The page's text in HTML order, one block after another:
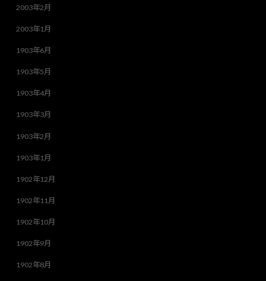
2003年2月
2003年1月
1903年6月
1903年5月
1903年4月
1903年3月
1903年2月
1903年1月
1902年12月
1902年11月
1902年10月
1902年9月
1902年8月